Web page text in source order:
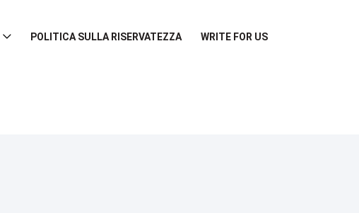
POLITICA SULLA RISERVATEZZA WRITE FOR US